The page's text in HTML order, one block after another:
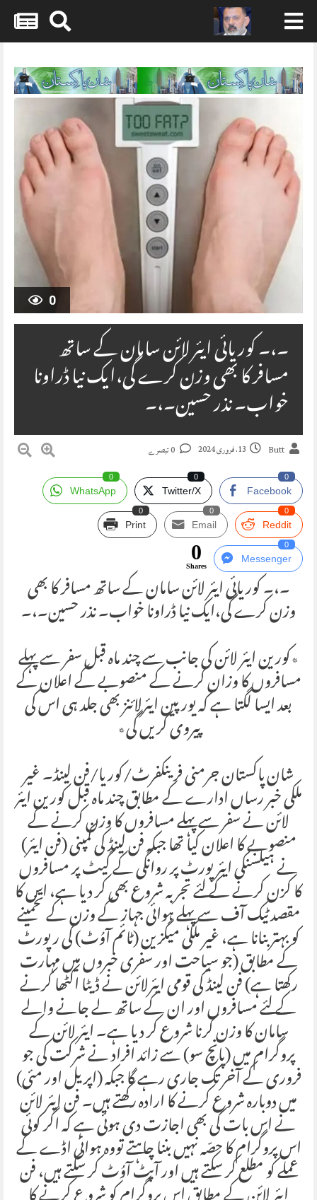
Skip
content
0
۔،۔ کوریائی ایئر لائن سامان کے ساتھ
مسافر کا بھی وزن کرے گی،ایک نیا ڈراونا
خواب۔ نذر حسین۔،۔
Butt 13. فروری 2024
Facebook
0
Twitter/X
0
WhatsApp
0
Reddit
0
Email
0
Print
0
Messenger
0
0
Shares
۔،۔ کوریائی ایئر لائن سامان کے ساتھ مسافر کا بھی
وزن کرے گی،ایک نیا ڈراونا خواب۔ نذر حسین۔،۔
٭کورین ایئر لائن کی جانب سے چند ماہ قبل سفر سے پہلے
مسافروں کا وزان کرنے کے منصوبے کے اعلان کے
بعد ایسا لگتا ہے کہ یورپین ایئرلائنز بھی جلد ہی اس کی
پیروی کریں گی٭
شان پاکستان جرمنی فرینکفرٹ/کوریا/فن لینڈ۔ غیر
ملکی خبر رساں ادارے کے مطابق چند ماہ قبل کورین ایئر
لائن نے سفر سے پہلے مسافروں کا وزن کرنے کے
منصوبے کا اعلان کیا تھا جبکہ فن لینڈ کی کمپنی (فن ایئر)
نے ہیلسنکی ایئرپورٹ پر روانگی کے گیٹ پر مسافروں
کا کزن کرنے کے لئے تجربہ شروع بھی کر دیا ہے، اس کا
مقصد ٹیک آف سے پہلے ہوائی جہاز کے وزن کے تخمینے
کو بہتر بنانا ہے، غیر ملکی میگزین (ٹائم آوُٹ) کی رپورٹ
کے مطابق (جو سیاحت اور سفری خبروں میں مہارت
رکھتا ہے) فن لینڈ کی قومی ایئرلائن نے ڈیٹا اکٹھا کرنے
کے لئے مسافروں اور ان کے ساتھ لے جانے والے
سامان کا وزن کرنا شروع کر دیا ہے۔ ایئر لائن کے
پروگرام میں (پانچ سو) سے زائد افراد نے شرکت کی جو
فروری کے آخر تک جاری رہے گا جبکہ (اپریل اور مئی)
میں دوبارہ شروع کرنے کا ارادہ رکھتے ہیں۔ فن ایئر لائن
نے اس بات کی بھی اجازت دی ہوئی ہے کہ اگر کوئی
اس پروگرام کا حصّہ نہیں بننا چاہتے تووہ ہوائی اڈے کے
عملے کو مطلع کر سکتے ہیں اور آپٹ آوُٹ کر سکتے ہیں، فن